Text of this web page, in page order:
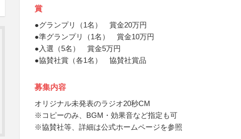
賞
●グランプリ（1名） 賞金20万円
●準グランプリ（1名） 賞金10万円
●入選（5名） 賞金5万円
●協賛社賞（各1名） 協賛社賞品
募集内容
オリジナル未発表のラジオ20秒CM
※コピーのみ、BGM・効果音など指定も可
※協賛社等、詳細は公式ホームページを参照